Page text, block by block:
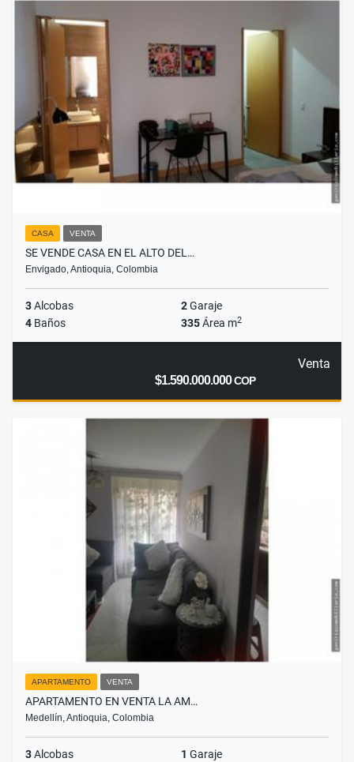
CASA VENTA
SE VENDE CASA EN EL ALTO DEL…
Envigado, Antioquia, Colombia
3Alcobas 2Garaje
4 Baños 335Área m2
Venta
$1.590.000.000COP
APARTAMENTO VENTA
APARTAMENTO EN VENTA LA AM…
Medellín, Antioquia, Colombia
3Alcobas 1 Garaje